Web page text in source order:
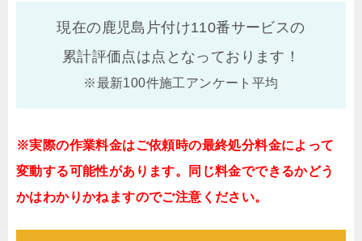
現在の鹿児島片付け110番サービスの
累計評価点は点となっております！
※最新100件施工アンケート平均
※実際の作業料金はご依頼時の最終処分料金によって
変動する可能性があります。同じ料金でできるかどう
かはわかりかねますのでご注意ください。